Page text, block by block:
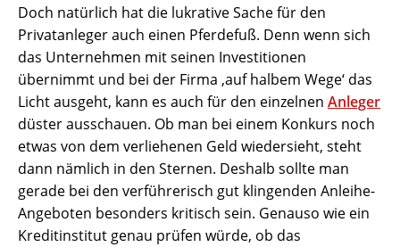
Doch natürlich hat die lukrative Sache für den
Privatanleger auch einen Pferdefuß. Denn wenn sich
das Unternehmen mit seinen Investitionen
übernimmt und bei der Firma ‚auf halbem Wege‘ das
Licht ausgeht, kann es auch für den einzelnen Anleger
düster ausschauen. Ob man bei einem Konkurs noch
etwas von dem verliehenen Geld wiedersieht, steht
dann nämlich in den Sternen. Deshalb sollte man
gerade bei den verführerisch gut klingenden Anleihe-
Angeboten besonders kritisch sein. Genauso wie ein
Kreditinstitut genau prüfen würde, ob das